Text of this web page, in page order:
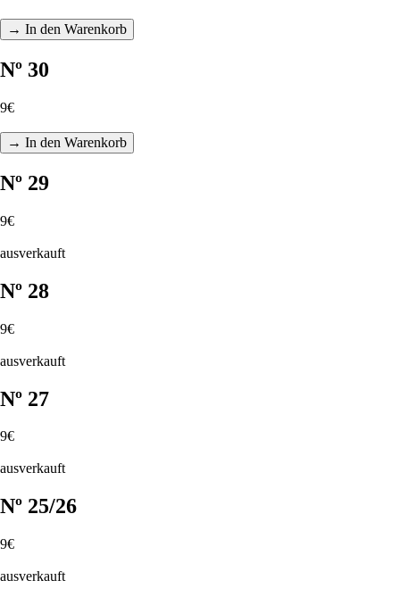
→ In den Warenkorb
Nº 30
9€
→ In den Warenkorb
Nº 29
9€
ausverkauft
Nº 28
9€
ausverkauft
Nº 27
9€
ausverkauft
Nº 25/26
9€
ausverkauft